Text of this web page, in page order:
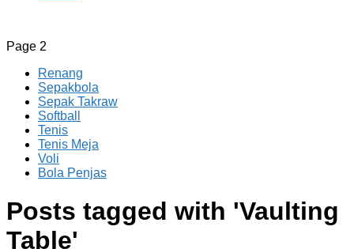
CV JAYA BERSAMA Co Id
Menyediakan Semua Perlengkapan Olahraga Yang
Page 2
Renang
Sepakbola
Sepak Takraw
Softball
Tenis
Tenis Meja
Voli
Bola Penjas
Posts tagged with 'Vaulting
Table'